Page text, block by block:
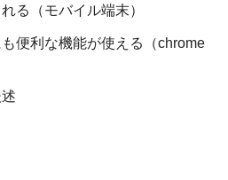
る（モバイル端末）
便利な機能が使える（chrome